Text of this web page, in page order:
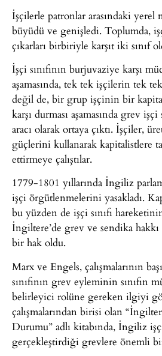
İşçilerle patronlar arasındaki yerel
büyüdü ve genişledi. Toplumda,
çıkarları birbiriyle karşıt iki sınıf
İşçi sınıfının burjuvaziye karşı
aşamasında, tek tek işçilerin tek
değil de, bir grup işçinin bir
karşı durması aşamasında grev
aracı olarak ortaya çıktı. İşçiler,
güçlerini kullanarak kapitalistlere
ettirmeye çalıştılar.
1779-1801 yıllarında İngiliz
işçi örgütlenmelerini yasakladı.
bu yüzden de işçi sınıfı
İngiltere’de grev ve sendika hakkı
bir hak oldu.
Marx ve Engels, çalışmalarının
sınıfının grev eyleminin sınıfın
belirleyici rolüne gereken ilgiyi
çalışmalarından birisi olan
Durumu” adlı kitabında, İngiliz
gerçekleştirdiği grevlere önemli